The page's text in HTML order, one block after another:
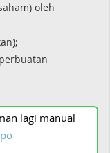
oleh
lagi manual